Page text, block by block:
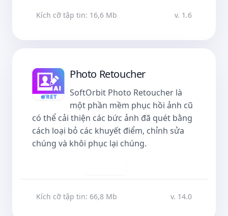
Kích cỡ tập tin: 16,6 Mb v. 1.6
Photo Retoucher
SoftOrbit Photo Retoucher là
một phần mềm phục hồi ảnh cũ
có thể cải thiện các bức ảnh đã quét bằng
cách loại bỏ các khuyết điểm, chỉnh sửa
chúng và khôi phục lại chúng.
Kích cỡ tập tin: 66,8 Mb v. 14.0